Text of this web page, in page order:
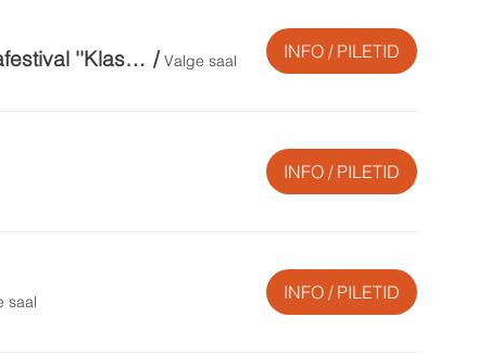
Festivali lõpukontsert. Festivali Orkestrigala II / 12. rahvusvaheline muusikafestival ''Klassika Kütkes'' /Valge saal INFO / PILETID
INFO / PILETID
saal INFO / PILETID